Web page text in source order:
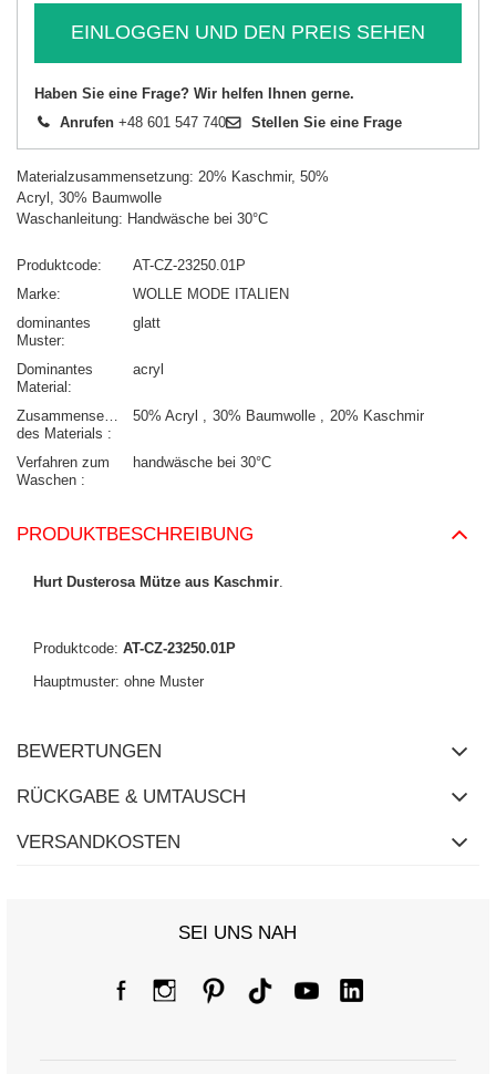
EINLOGGEN UND DEN PREIS SEHEN
Haben Sie eine Frage? Wir helfen Ihnen gerne.
Anrufen +48 601 547 740 Stellen Sie eine Frage
Materialzusammensetzung: 20% Kaschmir, 50%
Acryl, 30% Baumwolle
Waschanleitung: Handwäsche bei 30°C
Produktcode
AT-CZ-23250.01P
Marke
WOLLE MODE ITALIEN
dominantes
Muster
glatt
Dominantes
Material
acryl
Zusammensetzung
des Materials
50% Acryl 30% Baumwolle 20% Kaschmir
Verfahren zum
Waschen
handwäsche bei 30°C
PRODUKTBESCHREIBUNG
Hurt Dusterosa Mütze aus Kaschmir.
Produktcode: AT-CZ-23250.01P
Hauptmuster: ohne Muster
BEWERTUNGEN
RÜCKGABE & UMTAUSCH
VERSANDKOSTEN
SEI UNS NAH